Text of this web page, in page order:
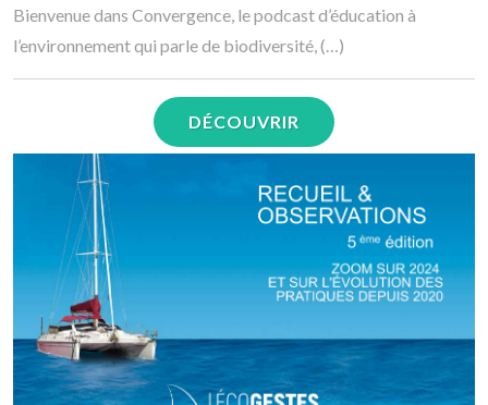
Bienvenue dans Convergence, le podcast d’éducation à
l’environnement qui parle de biodiversité, (…)
DÉCOUVRIR